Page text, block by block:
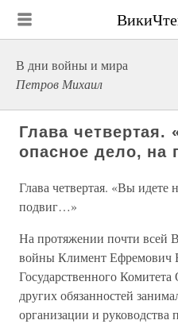
В дни войны и мира
Петров Михаил
Глава четвертая.
опасное дело, на
Глава четвертая. «Вы идете
подвиг…»
На протяжении почти всей
войны Климент Ефремович
Государственного
других обязанностей
организации и руководства